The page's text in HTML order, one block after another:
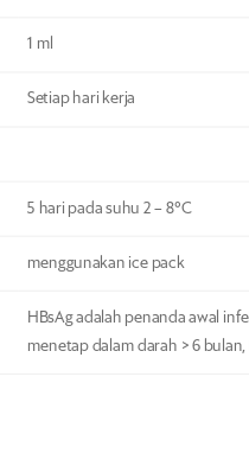
1 ml
Setiap hari kerja
5 hari pada suhu 2 – 8°C
menggunakan ice pack
HBsAg adalah penanda awal
menetap dalam darah > 6